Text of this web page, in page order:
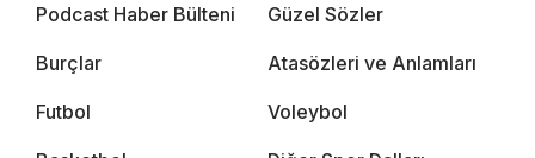
Podcast Haber Bülteni Güzel Sözler
Burçlar Atasözleri ve Anlamları
Futbol Voleybol